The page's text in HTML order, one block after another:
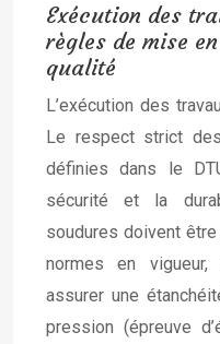
Exécution des
règles de mise
qualité
L’exécution des
Le respect strict
définies dans le
sécurité et la
soudures doivent
normes en vigueur,
assurer une
pression (épreuve